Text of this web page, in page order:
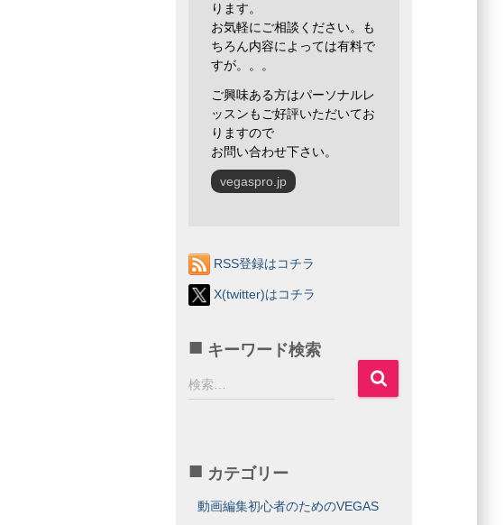
ります。
お気軽にご相談ください。も
ちろん内容によっては有料で
すが。。。
ご興味ある方はパーソナルレ
ッスンもご好評いただいてお
りますので
お問い合わせ下さい。
vegaspro.jp
RSS登録はコチラ
X(twitter)はコチラ
キーワード検索
検
索
検索…
カテゴリー
動画編集初心者のためのVEGAS